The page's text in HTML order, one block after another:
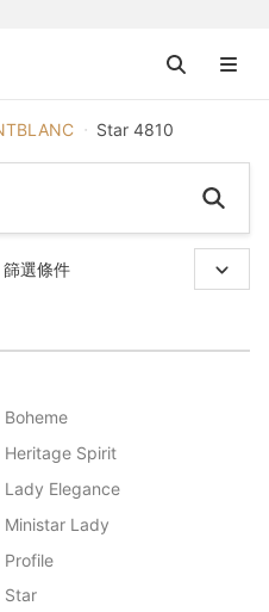
Star 4810
篩選條件
Boheme
Heritage Spirit
Lady Elegance
Ministar Lady
Profile
Star